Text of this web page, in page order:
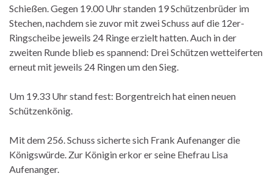
Schießen. Gegen 19.00 Uhr standen 19 Schützenbrüder im
Stechen, nachdem sie zuvor mit zwei Schuss auf die 12er-
Ringscheibe jeweils 24 Ringe erzielt hatten. Auch in der
zweiten Runde blieb es spannend: Drei Schützen wetteiferten
erneut mit jeweils 24 Ringen um den Sieg.
Um 19.33 Uhr stand fest: Borgentreich hat einen neuen
Schützenkönig.
Mit dem 256. Schuss sicherte sich Frank Aufenanger die
Königswürde. Zur Königin erkor er seine Ehefrau Lisa
Aufenanger.